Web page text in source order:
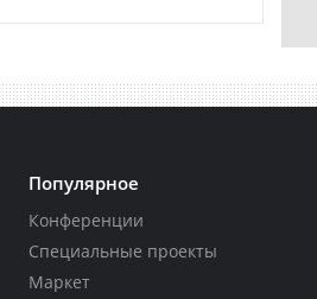
Популярное
Конференции
Специальные проекты
Маркет